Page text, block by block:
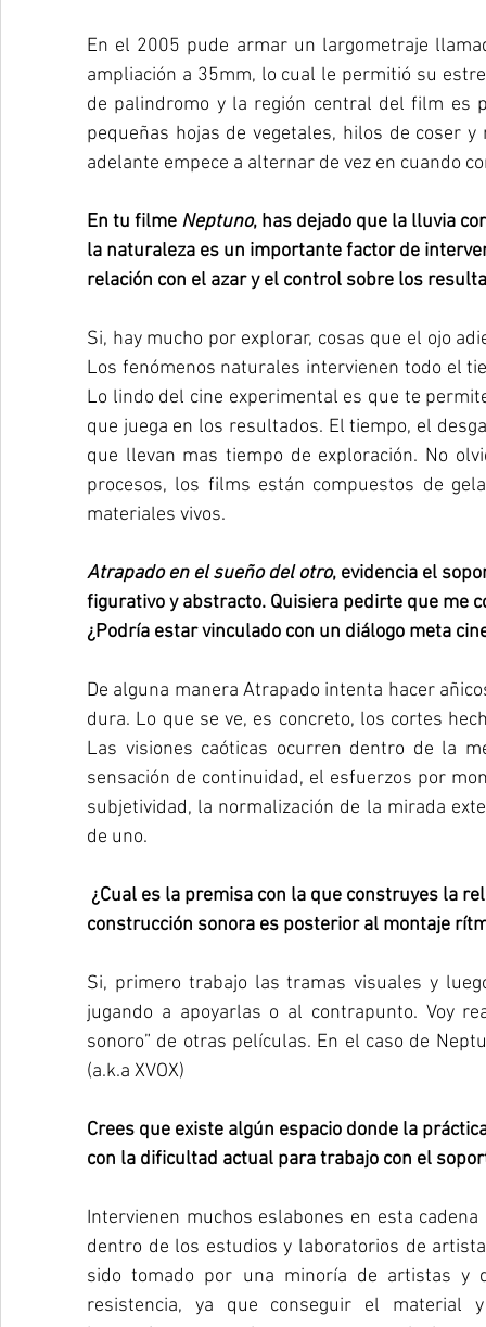
En el 2005 pude armar un largometraje
ampliación a 35mm, lo cual le permitió su
de palindromo y la región central del film es
pequeñas hojas de vegetales, hilos de coser
adelante empece a alternar de vez en cuando
En tu filme Neptuno, has dejado que la lluvia
la naturaleza es un importante factor de
relación con el azar y el control sobre los
Si, hay mucho por explorar, cosas que el ojo
Los fenómenos naturales intervienen todo el
Lo lindo del cine experimental es que te
que juega en los resultados. El tiempo, el
que llevan mas tiempo de exploración. No
procesos, los films están compuestos de
materiales vivos.
Atrapado en el sueño del otro, evidencia el
figurativo y abstracto. Quisiera pedirte que me
¿Podría estar vinculado con un diálogo meta
De alguna manera Atrapado intenta hacer
dura. Lo que se ve, es concreto, los cortes
Las visiones caóticas ocurren dentro de la
sensación de continuidad, el esfuerzos por
subjetividad, la normalización de la mirada
de uno.
construcción sonora es posterior al montaje
Si, primero trabajo las tramas visuales y
jugando a apoyarlas o al contrapunto. Voy
sonoro” de otras películas. En el caso de
(a.k.a XVOX)
Crees que existe algún espacio donde la
con la dificultad actual para trabajo con el
Intervienen muchos eslabones en esta
dentro de los estudios y laboratorios de
sido tomado por una minoría de artistas y
resistencia, ya que conseguir el material